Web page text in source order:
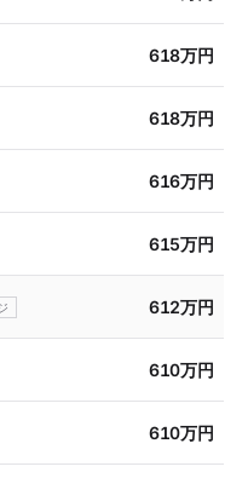
618万円
618万円
616万円
615万円
612万円
610万円
610万円